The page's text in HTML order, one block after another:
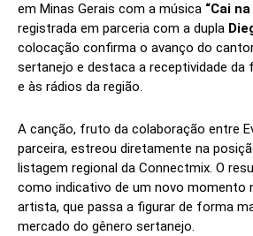
em Minas Gerais com a música “Cai
registrada em parceria com a dupla
colocação confirma o avanço do
sertanejo e destaca a receptividade da
e às rádios da região.
A canção, fruto da colaboração entre
parceira, estreou diretamente na
listagem regional da Connectmix. O
como indicativo de um novo momento
artista, que passa a figurar de forma
mercado do gênero sertanejo.